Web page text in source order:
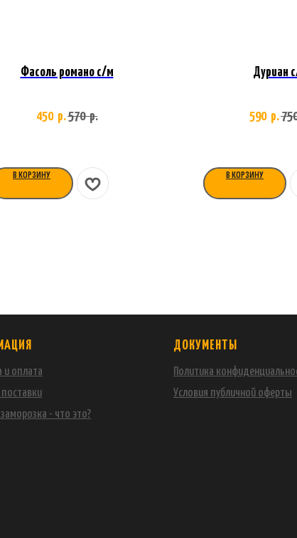
Фасоль романо с/м
450 р.570 р.
В КОРЗИНУ
Дуриан
590 р.
В КОРЗИНУ
и оплата
- что это?
ДОКУМЕНТЫ
Политика
Условия публичной оферты